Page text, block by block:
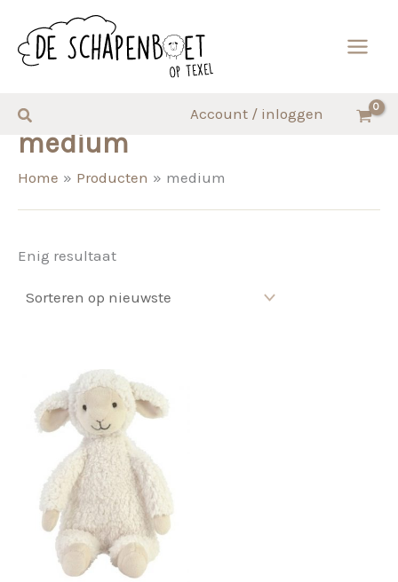
naar
Zoeken Account / inloggen
medium
Home Producten medium
Enig resultaat